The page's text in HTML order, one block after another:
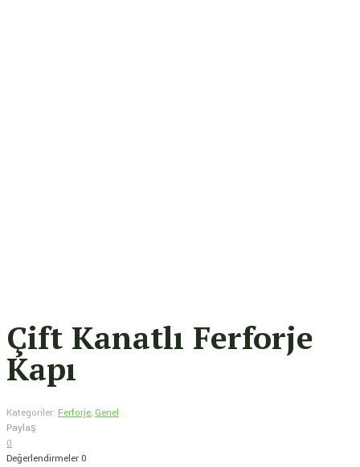
Çift Kanatlı Ferforje
Kapı
Kategoriler: Ferforje,Genel
Paylaş
0
Değerlendirmeler0